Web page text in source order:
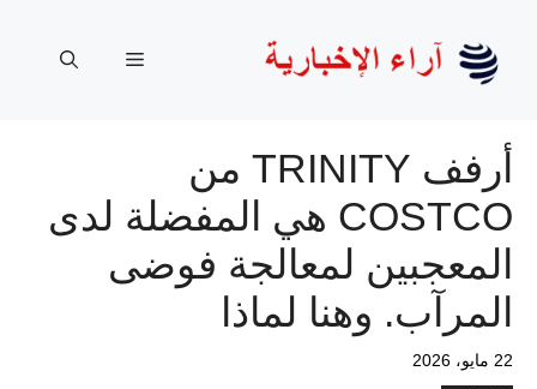
المحتوى
القائمة
أرفف TRINITY من
COSTCO هي المفضلة لدى
المعجبين لمعالجة فوضى
المرآب. وهنا لماذا
22 مايو، 2026